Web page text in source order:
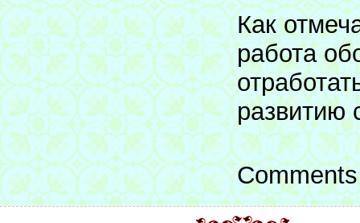
Как
работа
развитию